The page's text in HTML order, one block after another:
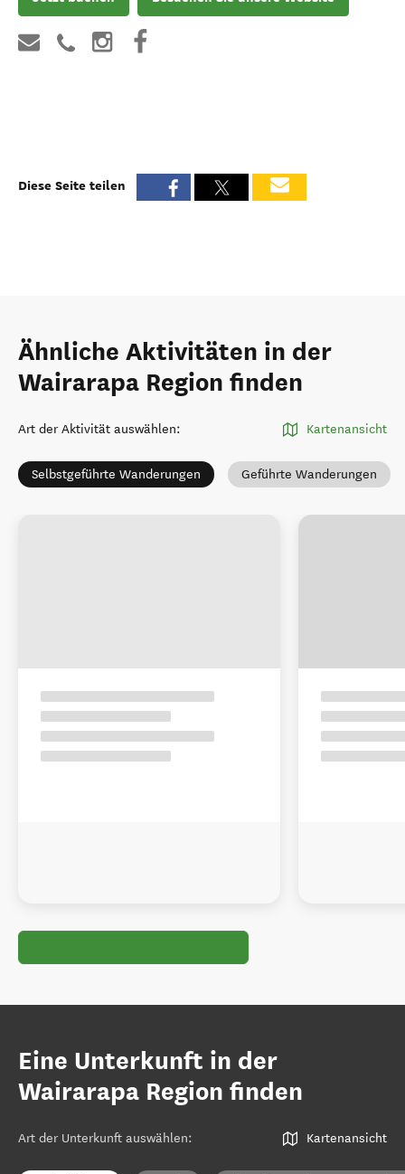
Diese Seite teilen
Ähnliche Aktivitäten in der
Wairarapa Region finden
Art der Aktivität auswählen: Kartenansicht
Selbstgeführte Wanderungen Geführte Wanderungen
Eine Unterkunft in der
Wairarapa Region finden
Art der Unterkunft auswählen: Kartenansicht